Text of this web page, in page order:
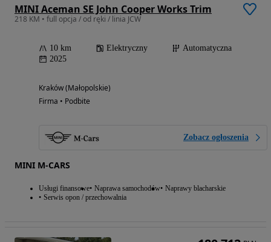
MINI Aceman SE John Cooper Works Trim
218 KM • full opcja / od ręki / linia JCW
10 km Elektryczny
Automatyczna
2025
Kraków (Małopolskie)
Firma • Podbite
Zobacz ogłoszenia
MINI M-CARS
Usługi finansowe Naprawa samochodów Naprawy blacharskie
Serwis opon / przechowalnia